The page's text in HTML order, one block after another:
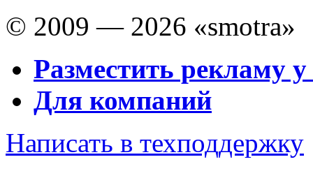
© 2009 — 2026 «smotra»
Разместить рекламу у
Для компаний
Написать в техподдержку